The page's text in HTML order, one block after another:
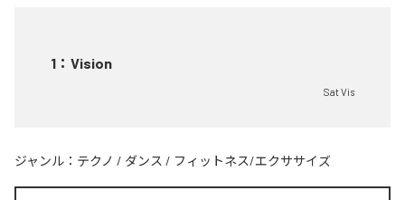
1 ： Vision
Sat Vis
ジャンル： テクノ / ダンス / フィットネス/エクササイズ